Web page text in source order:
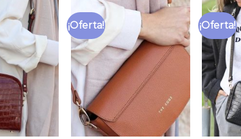
¡Oferta! ¡Oferta!